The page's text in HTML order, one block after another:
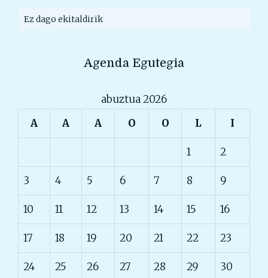
Ez dago ekitaldirik
Agenda Egutegia
abuztua 2026
A
A A O O L I
1 2
3 4 5 6 7 8 9
10 11 12 13 14 15 16
17 18 19 20 21 22 23
24 25 26 27 28 29 30